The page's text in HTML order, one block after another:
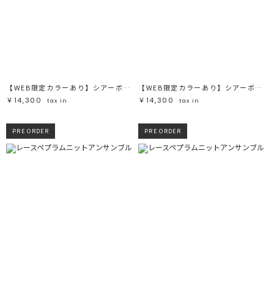
【WEB限定カラーあり】シアーボーダーカーデプルオーバー
￥14,300
tax in
【WEB限定カラーあり】シアーボーダーカーデプルオーバー
￥14,300
tax in
PRE ORDER PRE ORDER